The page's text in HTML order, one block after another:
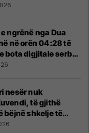
ngrënë nga Dua
në orën 04:28 të
bota digjitale serbe
luftës
nesër nuk
të gjithë
bëjnë shkelje të